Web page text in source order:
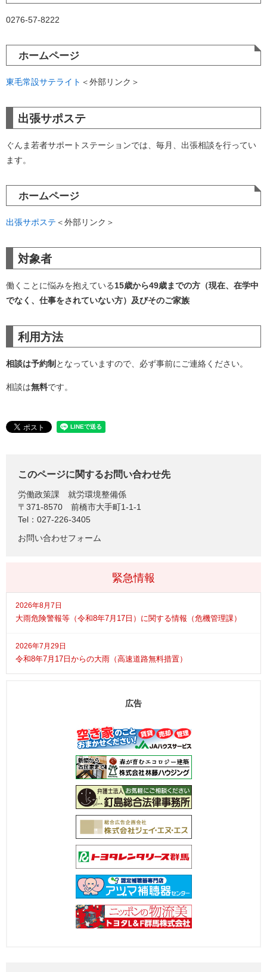
0276-57-8222
ホームページ
東毛常設サテライト ＜外部リンク＞
出張サポステ
ぐんま若者サポートステーションでは、毎月、出張相談を行ってい
ます。
ホームページ
出張サポステ ＜外部リンク＞
対象者
働くことに悩みを抱えている15歳から49歳までの方（現在、在学中
でなく、仕事をされていない方）及びそのご家族
利用方法
相談は予約制 となっていますので、必ず事前にご連絡ください。
相談は無料です。
このページに関するお問い合わせ先
労働政策課
就労環境整備係
〒371-8570
前橋市大手町1-1-1
Tel：027-226-3405
お問い合わせフォーム
緊急情報
2026年8月7日
大雨危険警報等（令和8年7月17日）に関する情報（危機管理課）
2026年7月29日
令和8年7月17日からの大雨（高速道路無料措置）
広告